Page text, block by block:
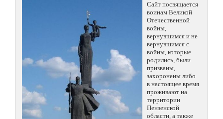
Сайт посвящается
воинам Великой
Отечественной
войны,
вернувшимся и не
вернувшимся с
войны, которые
родились, были
призваны,
захоронены либо
в настоящее время
проживают на
территории
Пензенской
области, а также